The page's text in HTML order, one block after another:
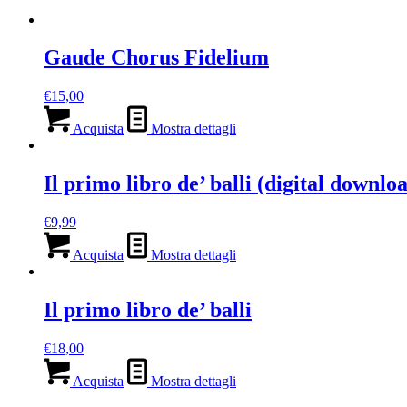
Gaude Chorus Fidelium
€15,00
Acquista Mostra dettagli
Il primo libro de’ balli (digital
€9,99
Acquista Mostra dettagli
Il primo libro de’ balli
€18,00
Acquista Mostra dettagli